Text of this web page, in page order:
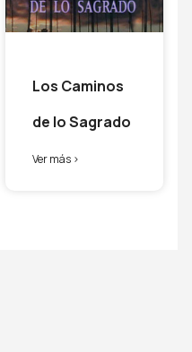
Los Caminos
de lo Sagrado
Ver más >